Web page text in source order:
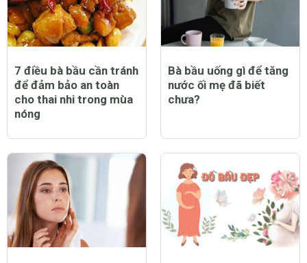
7 điều bà bầu cần tránh
để đảm bảo an toàn
cho thai nhi trong mùa
nóng
Bà bầu uống gì để tăng
nước ối mẹ đã biết
chưa?